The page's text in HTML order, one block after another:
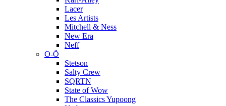
Lacer
Les Artists
Mitchell & Ness
New Era
Neff
O-Ö
Stetson
Salty Crew
SQRTN
State of Wow
The Classics Yupoong